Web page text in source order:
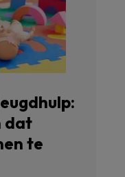
dat
te